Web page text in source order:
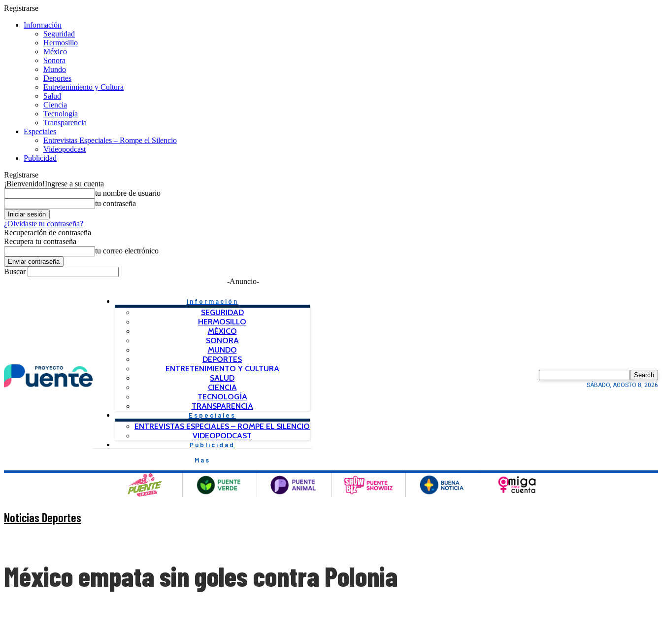
Registrarse
Información
Seguridad
Hermosillo
México
Sonora
Mundo
Deportes
Entretenimiento y Cultura
Salud
Ciencia
Tecnología
Transparencia
Especiales
Entrevistas Especiales – Rompe el Silencio
Videopodcast
Publicidad
Registrarse
¡Bienvenido!Ingrese a su cuenta
tu nombre de usuario
tu contraseña
¿Olvidaste tu contraseña?
Recuperación de contraseña
Recupera tu contraseña
tu correo electrónico
Buscar
-Anuncio-
Información
SEGURIDAD
HERMOSILLO
MÉXICO
SONORA
MUNDO
DEPORTES
ENTRETENIMIENTO Y CULTURA
SALUD
CIENCIA
TECNOLOGÍA
TRANSPARENCIA
Especiales
ENTREVISTAS ESPECIALES – ROMPE EL SILENCIO
VIDEOPODCAST
Publicidad
Mas
Search
SÁBADO, AGOSTO 8, 2026
Noticias Deportes
México empata sin goles contra Polonia